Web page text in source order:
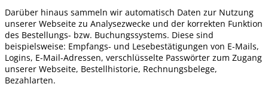
Darüber hinaus sammeln wir automatisch Daten zur Nutzung
unserer Webseite zu Analysezwecke und der korrekten Funktion
des Bestellungs- bzw. Buchungssystems. Diese sind
beispielsweise: Empfangs- und Lesebestätigungen von E-Mails,
Logins, E-Mail-Adressen, verschlüsselte Passwörter zum Zugang
unserer Webseite, Bestellhistorie, Rechnungsbelege,
Bezahlarten.